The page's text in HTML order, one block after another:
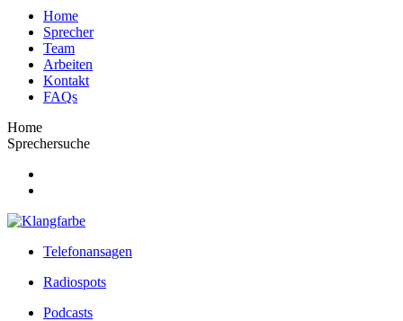
Home
Sprecher
Team
Arbeiten
Kontakt
FAQs
Home
Sprechersuche
Telefonansagen
Radiospots
Podcasts